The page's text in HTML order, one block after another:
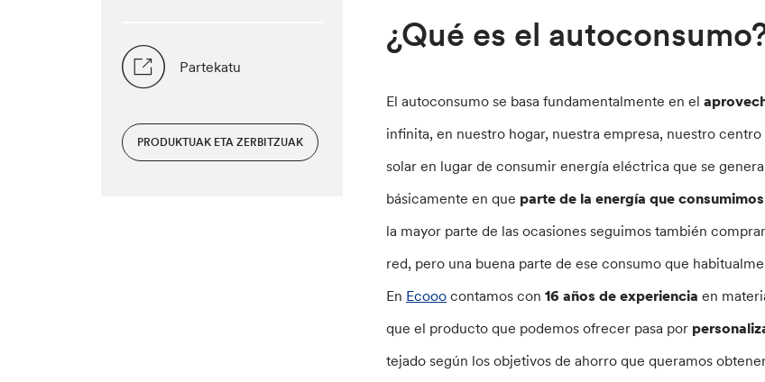
Partekatu
PRODUKTUAK ETA ZERBITZUAK
¿Qué es el
El autoconsumo se basa fundamentalmente en el
infinita, en nuestro hogar, nuestra empresa, nuestro
solar en lugar de consumir energía eléctrica que se
básicamente en que parte de la energía que
la mayor parte de las ocasiones seguimos también
red, pero una buena parte de ese consumo que
En Ecooo contamos con16 años de experienciaen
que el producto que podemos ofrecer pasa por
tejado según los objetivos de ahorro que queramos